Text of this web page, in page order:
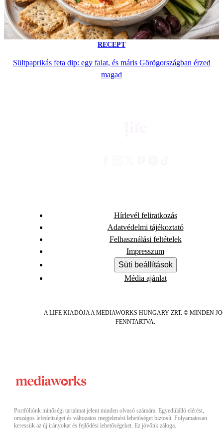
RECEPT
Sültpaprikás feta dip: egy falat, és máris Görögországban érzed
magad
Hírlevél feliratkozás
Adatvédelmi tájékoztató
Felhasználási feltételek
Impresszum
Süti beállítások
Média ajánlat
A LIFE KIADÓJA A MEDIAWORKS HUNGARY ZRT. © MINDEN
FENNTARTVA.
Portfóliónk minőségi tartalmat jelent minden olvasó számára. Egyedülálló elérést,
országos lefedettséget és változatos megjelenési lehetőséget biztosít. Folyamatosan
keressük az új irányokat és fejlődési lehetőségeket. Ez jövőnk záloga.